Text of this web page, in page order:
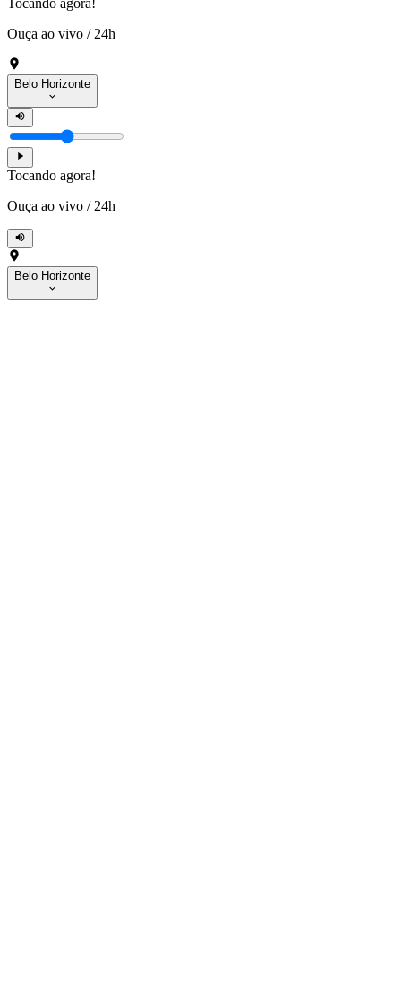
Ouça ao vivo / 24h
Belo Horizonte
Tocando agora!
Ouça ao vivo / 24h
Belo Horizonte